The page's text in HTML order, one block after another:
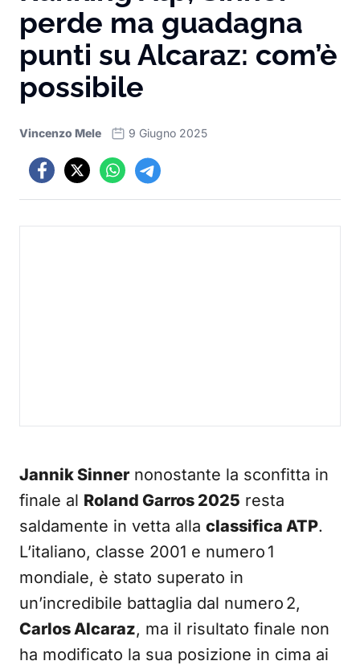
perde ma guadagna
punti su Alcaraz: com’è
possibile
Vincenzo Mele 9 Giugno 2025
Jannik Sinner nonostante la sconfitta in
finale al Roland Garros 2025 resta
saldamente in vetta alla classifica ATP.
L’italiano, classe 2001 e numero 1
mondiale, è stato superato in
un’incredibile battaglia dal numero 2,
Carlos Alcaraz, ma il risultato finale non
ha modificato la sua posizione in cima ai